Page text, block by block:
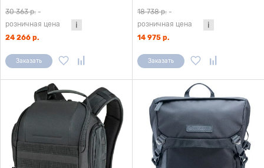
30 363 р. -
розничная цена
24 266 р.
Заказать
18 738 р. -
розничная цена
14 975 р.
Заказать